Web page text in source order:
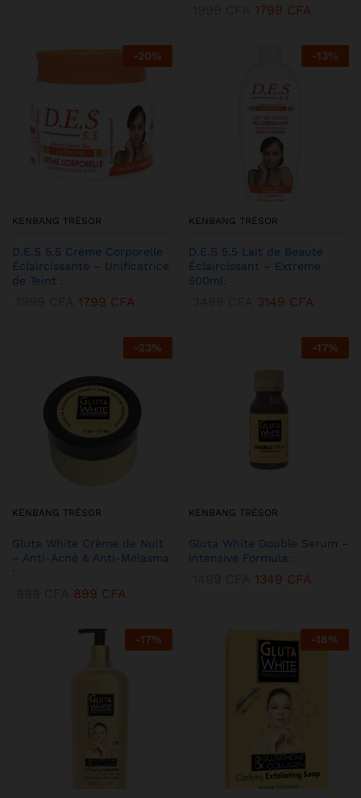
1799 CFA
-20%
KENBANG TRÉSOR
D.E.S 5.5 Crème Corporelle
Éclaircissante – Unificatrice
de Teint :
1799 CFA
-13%
KENBANG TRÉSOR
D.E.S 5.5 Lait de Beauté
Éclaircissant – Extreme
500ml:
3149 CFA
-23%
KENBANG TRÉSOR
Gluta White Crème de Nuit
– Anti-Acné & Anti-Mélasma
:
899 CFA
-17%
KENBANG TRÉSOR
Gluta White Double Serum –
Intensive Formula :
1349 CFA
-17% -18%